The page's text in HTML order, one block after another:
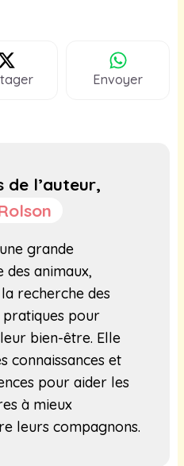
Envoyer
de l’auteur,
grande
des animaux,
recherche des
pour
bien-être. Elle
connaissances et
pour aider les
à mieux
leurs compagnons.